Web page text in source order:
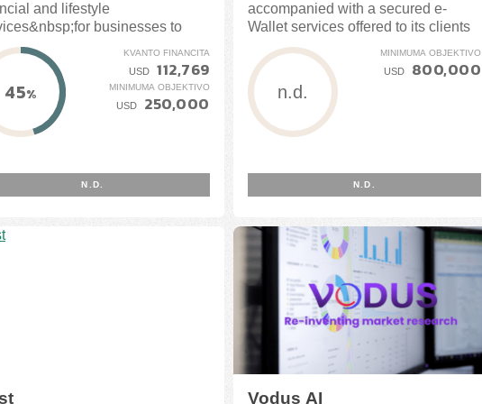
and lifestyle
businesses to
transition...
45%
KVANTO FINANCITA
USD 112,769
MINIMUMA OBJEKTIVO
USD 250,000
N.D.
accompanied with a secured e-
Wallet services offered to its clients
and customers...
n.d.
MINIMUMA OBJEKTIVO
USD 800,000
N.D.
Vodus AI